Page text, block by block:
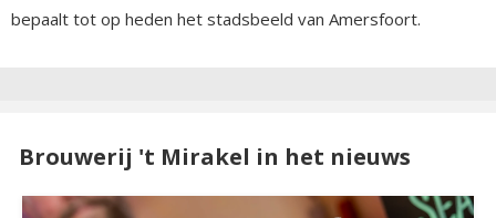
bepaalt tot op heden het stadsbeeld van Amersfoort.
Brouwerij 't Mirakel in het nieuws